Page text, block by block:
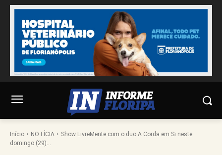
Início NOTÍCIA
Show LivreMente com o duo A Corda em Si neste
domingo (29)...